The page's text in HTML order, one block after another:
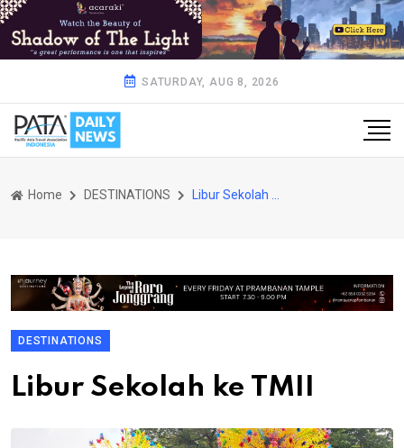
SATURDAY, AUG 8, 2026
Home DESTINATIONS Libur Sekolah ke TMII
DESTINATIONS
Libur Sekolah ke TMII